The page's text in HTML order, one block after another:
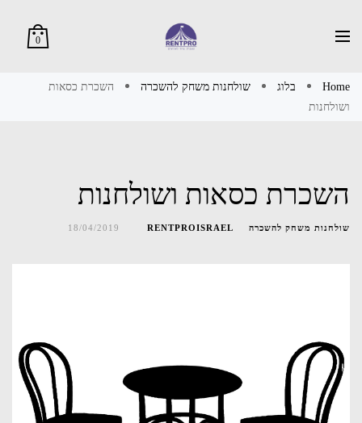
0
Home בלוג שולחנות משחק להשכרה
השכרת כסאות
ושולחנות
השכרת כסאות ושולחנות
שולחנות משחק להשכרה RENTPROISRAEL
18/04/2019